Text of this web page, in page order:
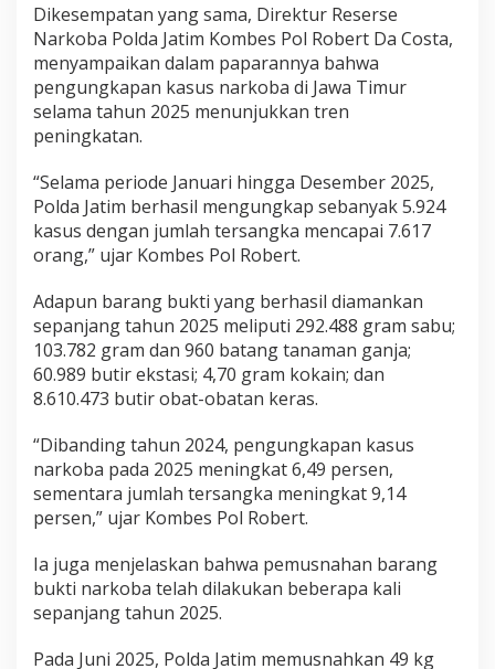
Dikesempatan yang sama, Direktur Reserse
Narkoba Polda Jatim Kombes Pol Robert Da Costa,
menyampaikan dalam paparannya bahwa
pengungkapan kasus narkoba di Jawa Timur
selama tahun 2025 menunjukkan tren
peningkatan.
“Selama periode Januari hingga Desember 2025,
Polda Jatim berhasil mengungkap sebanyak 5.924
kasus dengan jumlah tersangka mencapai 7.617
orang,” ujar Kombes Pol Robert.
Adapun barang bukti yang berhasil diamankan
sepanjang tahun 2025 meliputi 292.488 gram sabu;
103.782 gram dan 960 batang tanaman ganja;
60.989 butir ekstasi; 4,70 gram kokain; dan
8.610.473 butir obat-obatan keras.
“Dibanding tahun 2024, pengungkapan kasus
narkoba pada 2025 meningkat 6,49 persen,
sementara jumlah tersangka meningkat 9,14
persen,” ujar Kombes Pol Robert.
Ia juga menjelaskan bahwa pemusnahan barang
bukti narkoba telah dilakukan beberapa kali
sepanjang tahun 2025.
Pada Juni 2025, Polda Jatim memusnahkan 49 kg